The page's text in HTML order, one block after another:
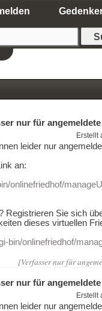
nur für
Erstellt
leider nur
an:
onlinefriedhof/
Registrieren Sie sich
dieses virtuellen
bin/onlinefriedhof/
[Verfasser nur für
nur für
Erstellt
leider nur